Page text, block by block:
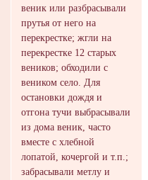
веник или разбрасывали
прутья от него на
перекрестке; жгли на
перекрестке 12 старых
веников; обходили с
веником село. Для
остановки дождя и
отгона тучи выбрасывали
из дома веник, часто
вместе с хлебной
лопатой, кочергой и т.п.;
забрасывали метлу и